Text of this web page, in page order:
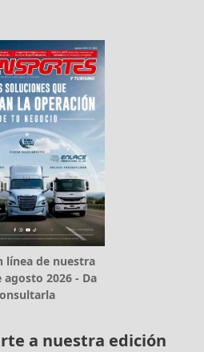
línea de nuestra
2026 - Da
a nuestra edición